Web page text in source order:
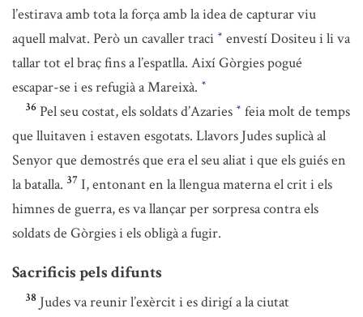
l’estirava amb tota la força amb la idea de capturar viu
aquell malvat. Però un cavaller traci * envestí Dositeu i li va
tallar tot el braç fins a l’espatlla. Així Gòrgies pogué
escapar-se i es refugià a Mareixà. *
36 Pel seu costat, els soldats d’Azaries * feia molt de temps
que lluitaven i estaven esgotats. Llavors Judes suplicà al
Senyor que demostrés que era el seu aliat i que els guiés en
la batalla. 37 I, entonant en la llengua materna el crit i els
himnes de guerra, es va llançar per sorpresa contra els
soldats de Gòrgies i els obligà a fugir.
Sacrificis pels difunts
38 Judes va reunir l’exèrcit i es dirigí a la ciutat